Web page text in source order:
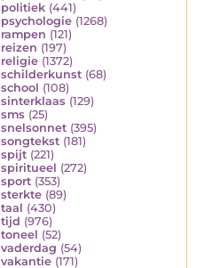
politiek (441)
psychologie (1268)
rampen (121)
reizen (197)
religie (1372)
schilderkunst (68)
school (108)
sinterklaas (129)
sms (25)
snelsonnet (395)
songtekst (181)
spijt (221)
spiritueel (272)
sport (353)
sterkte (89)
taal (430)
tijd (976)
toneel (52)
vaderdag (54)
vakantie (171)